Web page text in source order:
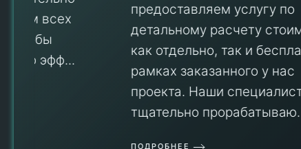
предоставляем услугу по
детальному расчету стоимости
как отдельно, так и бесплатно в
рамках заказанного у нас
проекта. Наши специалисты
тщательно прорабатываю...